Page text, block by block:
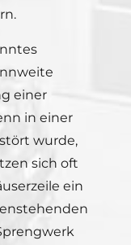
einer
in einer
wurde,
sich oft
ein